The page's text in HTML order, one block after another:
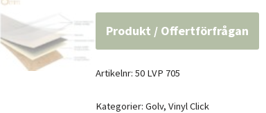
Produkt / Offertförfrågan
Artikelnr: 50 LVP 705
Kategorier: Golv, Vinyl Click